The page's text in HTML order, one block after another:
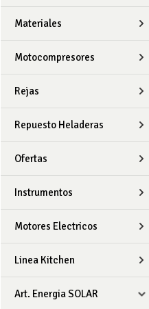
Materiales
Motocompresores
Rejas
Repuesto Heladeras
Ofertas
Instrumentos
Motores Electricos
Linea Kitchen
Art. Energia SOLAR